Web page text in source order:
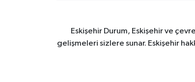
Eskişehir Durum, Eskişehir ve
gelişmeleri sizlere sunar. Eskişehir